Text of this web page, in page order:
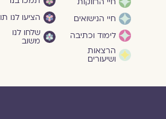
חיי הנישואים
לימוד וכתיבה
הרצאות
ושיעורים
הציעו לנו תוכן
שלחו לנו
משוב